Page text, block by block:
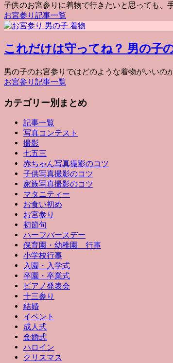
子供のお宮参りに着物で行きたいと思っても、
お宮参り 記事一覧
これだけは守ってね？ 男の子
男の子のお宮参りではどのような着物がいい
お宮参り 記事一覧
カテゴリー別まとめ
記事一覧
写真コンテスト
撮影
七五三
赤ちゃん写真撮影のコツ
子供写真撮影のコツ
家族写真撮影のコツ
マタニティー
お食い初め
お宮参り
初節句
ハーフバースデー
保育園・幼稚園 行事
小学校行事
入園・入学式
卒園・卒業式
ピアノ発表会
十三参り
結婚
イベント
成人式
金婚式
ハロイン
クリスマス